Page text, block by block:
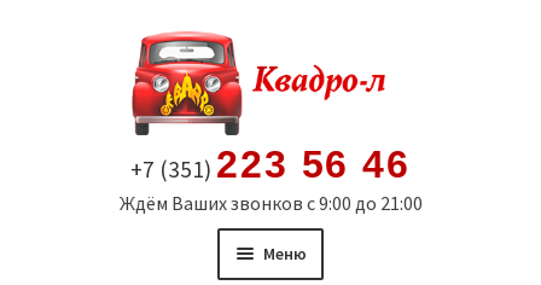
содержимому
+7 (351) 223 56 46
Ждём Ваших звонков с 9:00 до 21:00
Меню